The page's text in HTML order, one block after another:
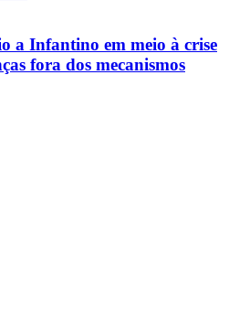
a Infantino em meio à crise
fora dos mecanismos